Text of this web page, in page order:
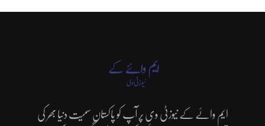
ایم وائے کے نیوزٹی وی پر آپ کو پاکستان سمیت دنیا بھر کی